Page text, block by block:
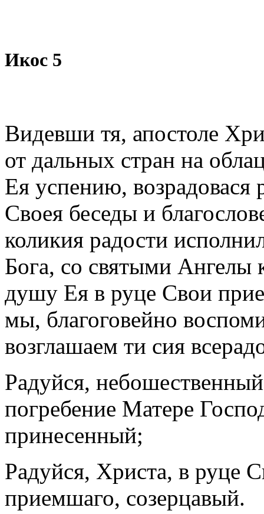
Икос 5
Видевши тя, апостоле
от дальных стран на
Ея успению, возрадовася
Своея беседы и
коликия радости
Бога, со святыми
душу Ея в руце Свои
мы, благоговейно
возглашаем ти сия
Радуйся,
погребение Матере
принесенный;
Радуйся, Христа, в руце
приемшаго, созерцавый.